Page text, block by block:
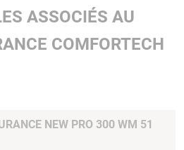
ASSOCIÉS AU
COMFORTECH
NEW PRO 300 WM 51